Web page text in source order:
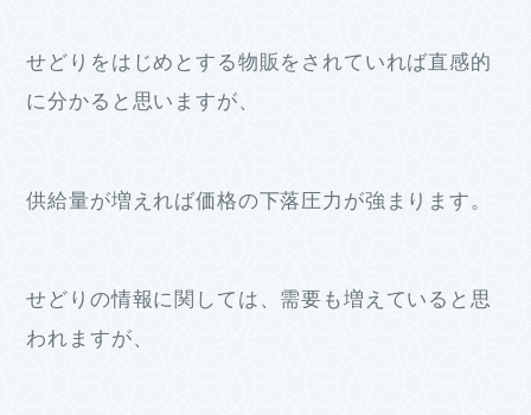
せどりをはじめとする物販をされていれば直感的
に分かると思いますが、
供給量が増えれば価格の下落圧力が強まります。
せどりの情報に関しては、需要も増えていると思
われますが、